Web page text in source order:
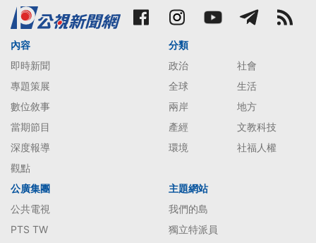
內容
即時新聞
專題策展
數位敘事
當期節目
深度報導
觀點
分類
政治
社會
全球
生活
兩岸
地方
產經
文教科技
環境
社福人權
公廣集團
公共電視
PTS TW
主題網站
我們的島
獨立特派員